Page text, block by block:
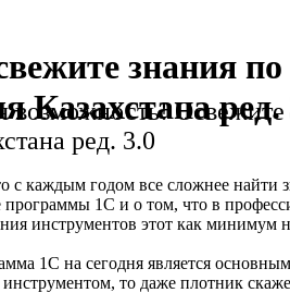
знания
Казахстана ред.
ред. 3.0
с каждым годом все сложнее найти
1С и о том, что в
инструментов этот как
1С на сегодня является
то даже плотник